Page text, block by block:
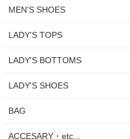
MEN'S SHOES
LADY'S TOPS
LADY'S BOTTOMS
LADY'S SHOES
BAG
ACCESARY・etc...